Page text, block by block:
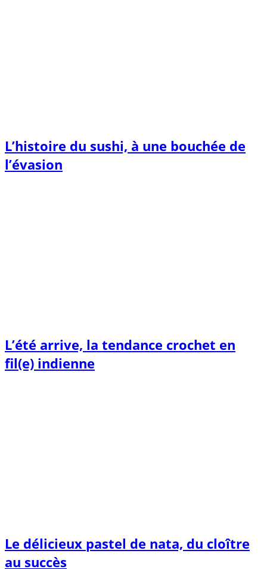
L’histoire du sushi, à une bouchée de
l’évasion
L’été arrive, la tendance crochet en
fil(e) indienne
Le délicieux pastel de nata, du cloître
au succès